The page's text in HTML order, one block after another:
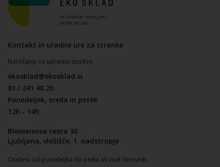
Kontakt in uradne ure za stranke
Naročanje na upravne storitve:
ekosklad@ekosklad.si
01 / 241 48 20
Ponedeljek, sreda in petek
12h - 14h
Bleiweisova cesta 30
Ljubljana, vložišče, 1. nadstropje
Osebno od ponedeljka do petka ali vsak delovnik: